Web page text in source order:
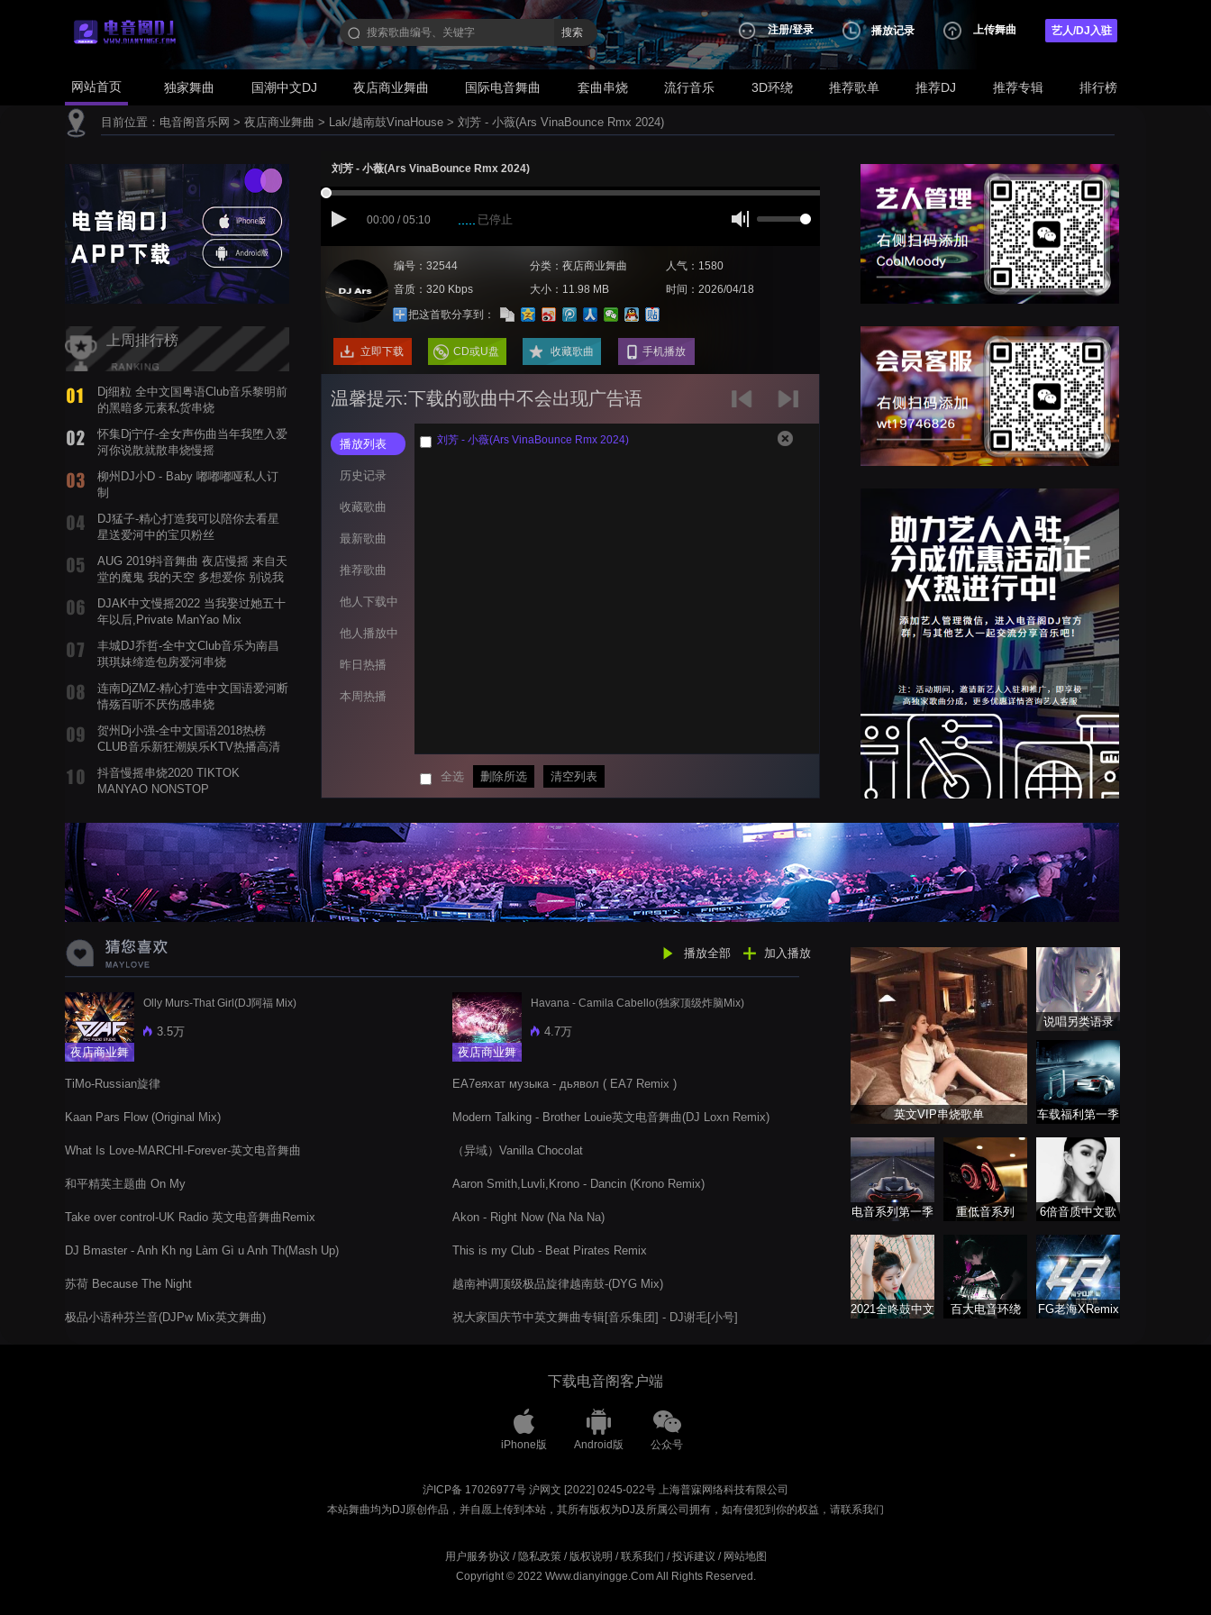
搜索 注册/登录 播放记录 上传舞曲 艺人/DJ入驻
网站首页 独家舞曲 国潮中文DJ 夜店商业舞曲 国际电音舞曲 套曲串烧 流行音乐 3D环绕 推荐歌单 推荐DJ 推荐专辑 排行榜
目前位置： 电音阁音乐网 > 夜店商业舞曲 > Lak/越南鼓VinaHouse > 刘芳 - 小薇(Ars VinaBounce Rmx 2024)
上周排行榜
Dj细粒 全中文国粤语Club音乐黎明前
的黑暗多元素私货串烧
怀集Dj宁仔-全女声伤曲当年我堕入爱
河你说散就散串烧慢摇
柳州DJ小D - Baby 嘟嘟嘟哑私人订
制
DJ猛子-精心打造我可以陪你去看星
星送爱河中的宝贝粉丝
AUG 2019抖音舞曲 夜店慢摇 来自天
堂的魔鬼 我的天空 多想爱你 别说我
DJAK中文慢摇2022 当我娶过她五十
年以后,Private ManYao Mix
丰城DJ乔哲-全中文Club音乐为南昌
琪琪妹缔造包房爱河串烧
连南DjZMZ-精心打造中文国语爱河断
情殇百听不厌伤感串烧
贺州Dj小强-全中文国语2018热榜
CLUB音乐新狂潮娱乐KTV热播高清
抖音慢摇串烧2020 TIKTOK
MANYAO NONSTOP
蝉爸爸妈妈爱存在夏天的风是想你的
声音啊
刘芳 - 小薇(Ars VinaBounce Rmx 2024)
00:00 / 05:10 已停止
编号：32544 分类：夜店商业舞曲
人气：1580
音质：320 Kbps
大小：11.98 MB
时间：2026/04/18
把这首歌分享到：
立即下载 CD或U盘 收藏歌曲 手机播放
温馨提示:下载的歌曲中不会出现广告语
播放列表
历史记录
收藏歌曲
最新歌曲
推荐歌曲
他人下载中
他人播放中
昨日热播
本周热播
刘芳 - 小薇(Ars VinaBounce Rmx 2024)
全选 删除所选 清空列表
播放全部 加入播放
夜店商业舞
Olly Murs-That Girl(DJ阿福 Mix)
3.5万
TiMo-Russian旋律
Kaan Pars Flow (Original Mix)
What Is Love-MARCHI-Forever-英文电音舞曲
和平精英主题曲 On My
Take over control-UK Radio 英文电音舞曲Remix
DJ Bmaster - Anh Kh ng Làm Gì u Anh Th(Mash Up)
苏荷 Because The Night
极品小语种芬兰音(DJPw Mix英文舞曲)
夜店商业舞
Havana - Camila Cabello(独家顶级炸脑Mix)
4.7万
EA7еяхат музыка - дьявол ( EA7 Remix )
Modern Talking - Brother Louie英文电音舞曲(DJ Loxn Remix)
（异域）Vanilla Chocolat
Aaron Smith,Luvli,Krono - Dancin (Krono Remix)
Akon - Right Now (Na Na Na)
This is my Club - Beat Pirates Remix
越南神调顶级极品旋律越南鼓-(DYG Mix)
祝大家国庆节中英文舞曲专辑[音乐集团] - DJ谢毛[小号]
英文VIP串烧歌单
说唱另类语录
车载福利第一季
电音系列第一季 重低音系列
6倍音质中文歌
2021全咚鼓中文
百大电音环绕
FG老海XRemix
下载电音阁客户端
iPhone版 Android版 公众号
沪ICP备 17026977号 沪网文 [2022] 0245-022号 上海普寐网络科技有限公司
本站舞曲均为DJ原创作品，并自愿上传到本站，其所有版权为DJ及所属公司拥有，如有侵犯到你的权益，请联系我们
用户服务协议 / 隐私政策/ 版权说明 /联系我们 /投诉建议 / 网站地图
Copyright © 2022 Www.dianyingge.Com All Rights Reserved.